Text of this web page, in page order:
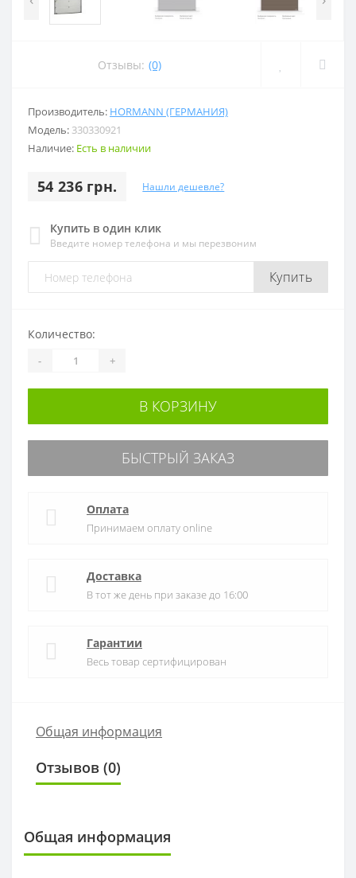
Отзывы: (0)
Производитель: HORMANN (ГЕРМАНИЯ)
Модель: 330330921
Наличие: Есть в наличии
54 236 грн. Нашли дешевле?
Купить в один клик
Введите номер телефона и мы перезвоним
Купить
Количество:
- +
В КОРЗИНУ
БЫСТРЫЙ ЗАКАЗ
Оплата
Принимаем оплату online
Доставка
В тот же день при заказе до 16:00
Гарантии
Весь товар сертифицирован
Общая информация
Отзывов (0)
Общая информация